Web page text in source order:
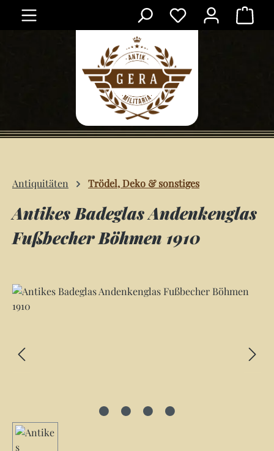
Zum Hauptinhalt springen
Antiquitäten Trödel, Deko & sonstiges
Antikes Badeglas Andenkenglas
Fußbecher Böhmen 1910
Bildergalerie überspringen